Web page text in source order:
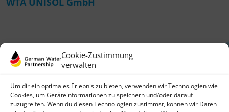
Cookie-Zustimmung
verwalten
Um dir ein optimales Erlebnis zu bieten, verwenden wir Technologien wie
Cookies, um Geräteinformationen zu speichern und/oder darauf
zuzugreifen. Wenn du diesen Technologien zustimmst, können wir Daten
German Water Partnership e.V.